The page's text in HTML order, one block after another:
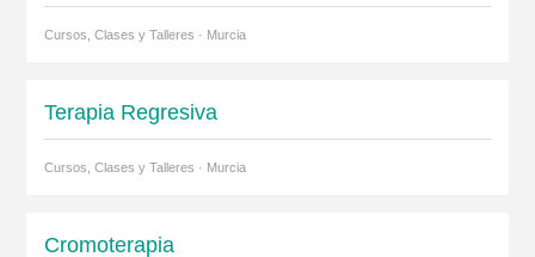
Cursos, Clases y Talleres · Murcia
Terapia Regresiva
Cursos, Clases y Talleres · Murcia
Cromoterapia